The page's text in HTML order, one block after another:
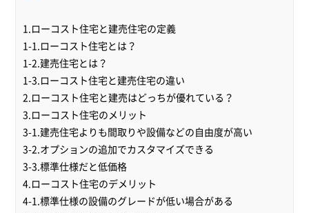
1.ローコスト住宅と建売住宅の定義
1-1.ローコスト住宅とは？
1-2.建売住宅とは？
1-3.ローコスト住宅と建売住宅の違い
2.ローコスト住宅と建売はどっちが優れている？
3.ローコスト住宅のメリット
3-1.建売住宅よりも間取りや設備などの自由度が高い
3-2.オプションの追加でカスタマイズできる
3-3.標準仕様だと低価格
4.ローコスト住宅のデメリット
4-1.標準仕様の設備のグレードが低い場合がある